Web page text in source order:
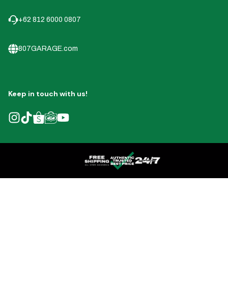
+62 812 6000 0807
807GARAGE.com
Keep in touch with us!